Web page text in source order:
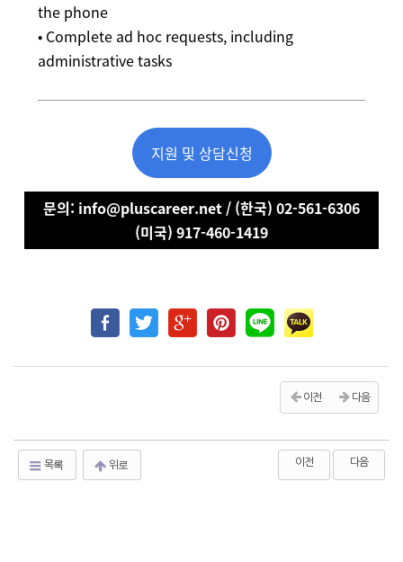
the phone
• Complete ad hoc requests, including
administrative tasks
지원 및 상담신청
문의: info@pluscareer.net / (한국) 02-561-6306
(미국) 917-460-1419
이전 다음
목록 위로 이전 다음